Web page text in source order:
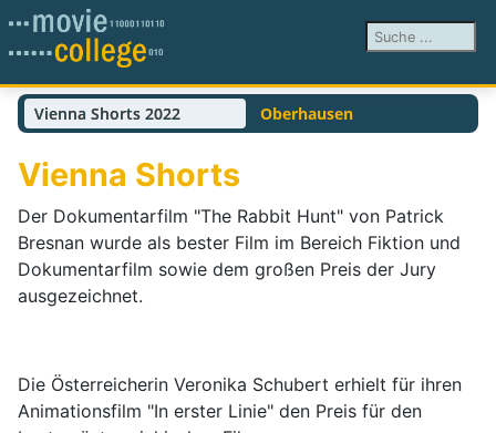
Suchen ...
Vienna Shorts 2022 Oberhausen
Vienna Shorts
Der Dokumentarfilm "The Rabbit Hunt" von Patrick
Bresnan wurde als bester Film im Bereich Fiktion und
Dokumentarfilm sowie dem großen Preis der Jury
ausgezeichnet.
Die Österreicherin Veronika Schubert erhielt für ihren
Animationsfilm "In erster Linie" den Preis für den